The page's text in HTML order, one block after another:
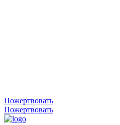
Пожертвовать
Пожертвовать